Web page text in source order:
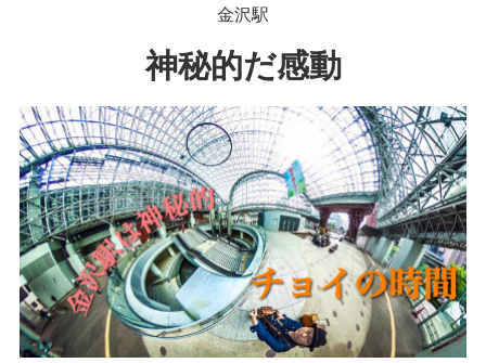
金沢駅
神秘的だ感動